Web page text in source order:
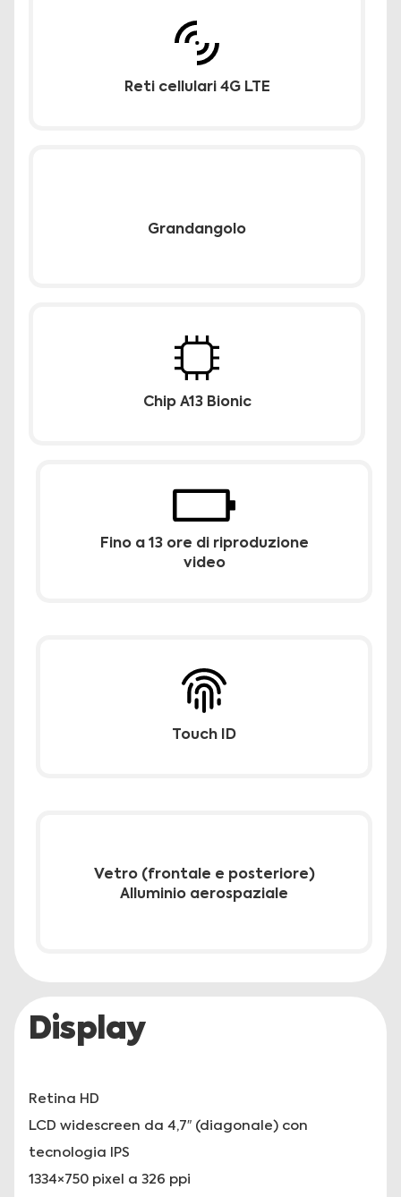
Reti cellulari 4G LTE
Grandangolo
Chip A13 Bionic
Fino a 13 ore di riproduzione
video
Touch ID
Vetro (frontale e posteriore)
Alluminio aerospaziale
Display
Retina HD
LCD widescreen da 4,7″ (diagonale) con
tecnologia IPS
1334×750 pixel a 326 ppi